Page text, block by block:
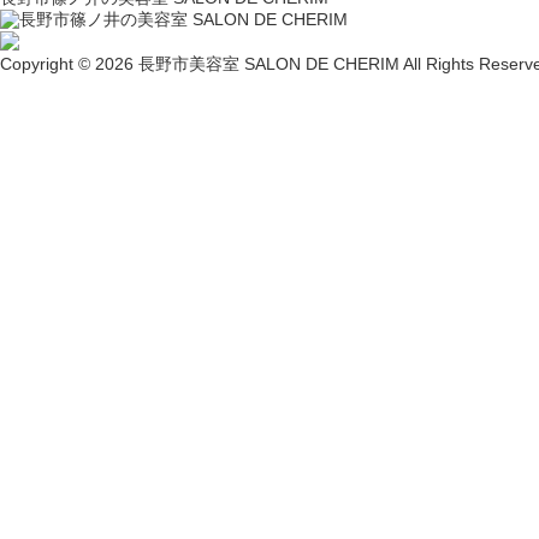
Copyright © 2026 長野市美容室 SALON DE CHERIM All Rights